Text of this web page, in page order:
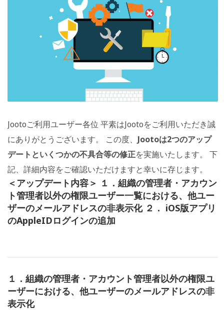
Jootoご利用ユーザー各位 平素はJootoをご利用いただき誠
にありがとうございます。 この度、 Jootoは2つのアップ
デートといくつかの不具合等の修正を実施いたします。 下
記、詳細内容をご確認いただけますと幸いに存じます。
＜アップデート内容＞ １． 組織の管理者・アカウン
ト管理者以外の権限ユーザー一覧における、他ユー
ザーのメールアドレスの非表示化 ２． iOS版アプリ
のAppleIDログインの追加
１．組織の管理者・アカウント管理者以外の権限ユ
ーザーにおける、他ユーザーのメールアドレスの非
表示化